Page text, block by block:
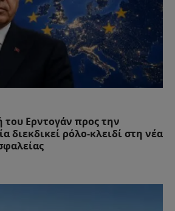
του Ερντογάν προς την
διεκδικεί ρόλο-κλειδί στη νέα